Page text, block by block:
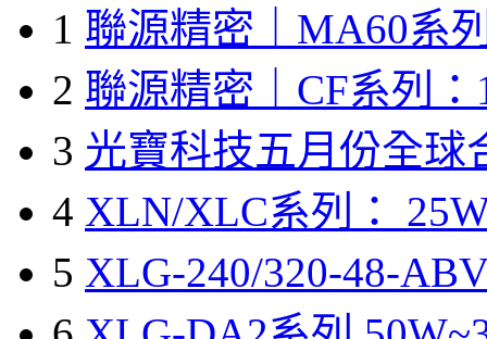
1 聯源精密｜MA60系
2 聯源精密｜CF系列：
3 光寶科技五月份全球
4 XLN/XLC系列：
5 XLG-240/320-48-